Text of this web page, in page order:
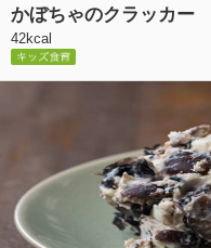
かぼちゃのクラッカー
42kcal